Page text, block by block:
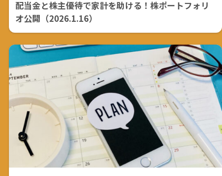
配当金と株主優待で家計を助ける！株ポートフォリ
オ公開（2026.1.16）